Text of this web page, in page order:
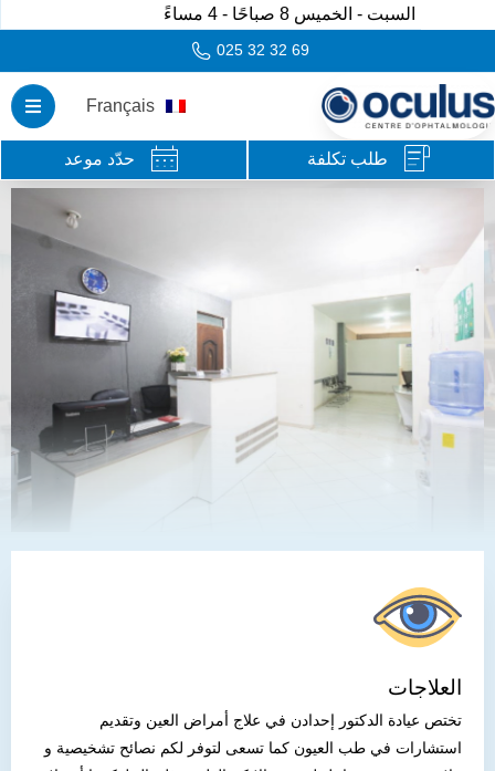
السبت - الخميس 8 صباحًا - 4 مساءً
025 32 32 69
Français
طلب تكلفة حدّد موعد
العلاجات
تختص عيادة الدكتور إحدادن في علاج أمراض العين وتقديم
استشارات في طب العيون كما تسعى لتوفر لكم نصائح تشخيصية و